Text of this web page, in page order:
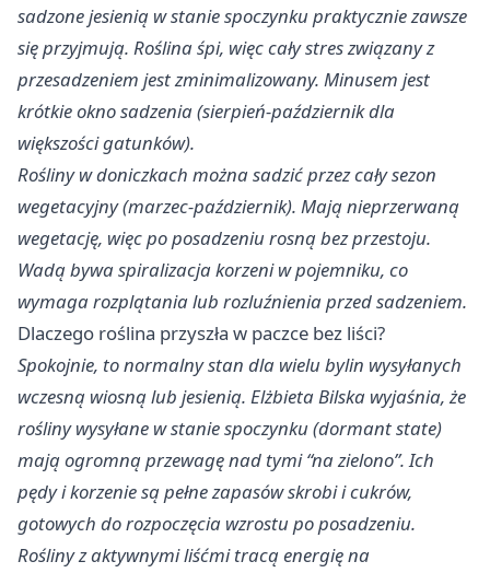
sadzone jesienią w stanie spoczynku praktycznie zawsze
się przyjmują. Roślina śpi, więc cały stres związany z
przesadzeniem jest zminimalizowany. Minusem jest
krótkie okno sadzenia (sierpień-październik dla
większości gatunków).​
Rośliny w doniczkach można sadzić przez cały sezon
wegetacyjny (marzec-październik). Mają nieprzerwaną
wegetację, więc po posadzeniu rosną bez przestoju.
Wadą bywa spiralizacja korzeni w pojemniku, co
wymaga rozplątania lub rozluźnienia przed sadzeniem.
Dlaczego roślina przyszła w paczce bez liści?
Spokojnie, to normalny stan dla wielu bylin wysyłanych
wczesną wiosną lub jesienią. Elżbieta Bilska wyjaśnia, że
rośliny wysyłane w stanie spoczynku (dormant state)
mają ogromną przewagę nad tymi “na zielono”. Ich
pędy i korzenie są pełne zapasów skrobi i cukrów,
gotowych do rozpoczęcia wzrostu po posadzeniu.
Rośliny z aktywnymi liśćmi tracą energię na